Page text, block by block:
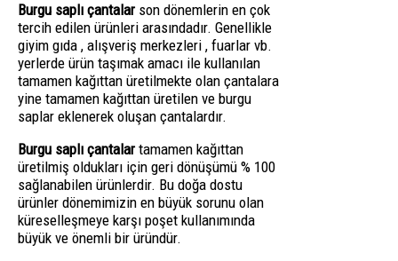
Burgu saplı çantalar son dönemlerin en çok
tercih edilen ürünleri arasındadır. Genellikle
giyim gıda , alışveriş merkezleri , fuarlar vb.
yerlerde ürün taşımak amacı ile kullanılan
tamamen kağıttan üretilmekte olan çantalara
yine tamamen kağıttan üretilen ve burgu
saplar eklenerek oluşan çantalardır.
Burgu saplı çantalartamamen kağıttan
üretilmiş oldukları için geri dönüşümü % 100
sağlanabilen ürünlerdir. Bu doğa dostu
ürünler dönemimizin en büyük sorunu olan
küreselleşmeye karşı poşet kullanımında
büyük ve önemli bir üründür.